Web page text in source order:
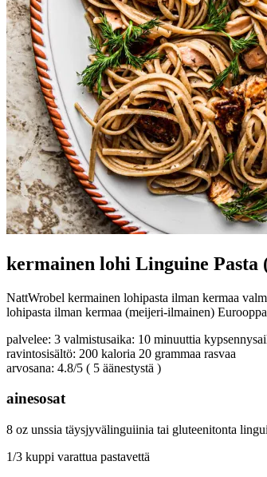
kermainen lohi Linguine Pasta
NattWrobel kermainen lohipasta ilman kermaa
lohipasta ilman kermaa (meijeri-ilmainen)
palvelee: 3 valmistusaika: 10 minuuttia
ravintosisältö: 200 kaloria 20 grammaa rasvaa
arvosana: 4.8/5 ( 5 äänestystä )
ainesosat
8 oz unssia täysjyvälinguiinia tai gluteenitonta
1/3 kuppi varattua pastavettä